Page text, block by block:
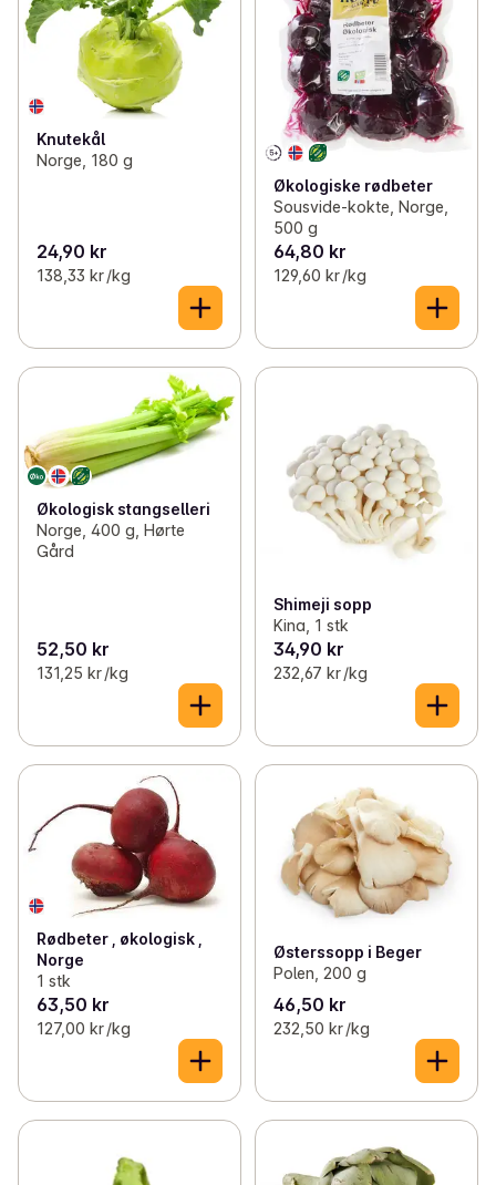
Knutekål
Norge, 180 g
24,90 kr
138,33 kr /kg
Økologiske rødbeter
Sousvide-kokte, Norge,
500 g
64,80 kr
129,60 kr /kg
Økologisk stangselleri
Norge, 400 g, Hørte
Gård
52,50 kr
131,25 kr /kg
Shimeji sopp
Kina, 1 stk
34,90 kr
232,67 kr /kg
Rødbeter , økologisk ,
Norge
1 stk
63,50 kr
127,00 kr /kg
Østerssopp i Beger
Polen, 200 g
46,50 kr
232,50 kr /kg